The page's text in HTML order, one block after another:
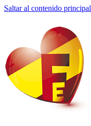
Saltar al contenido principal